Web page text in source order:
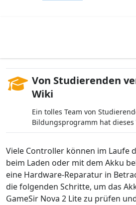
Von Studierenden
Wiki
Ein tolles Team von
Bildungsprogramm hat dieses
Viele Controller können im Laufe
beim Laden oder mit dem Akku
eine Hardware-Reparatur in
die folgenden Schritte, um das
GameSir Nova 2 Lite zu prüfen